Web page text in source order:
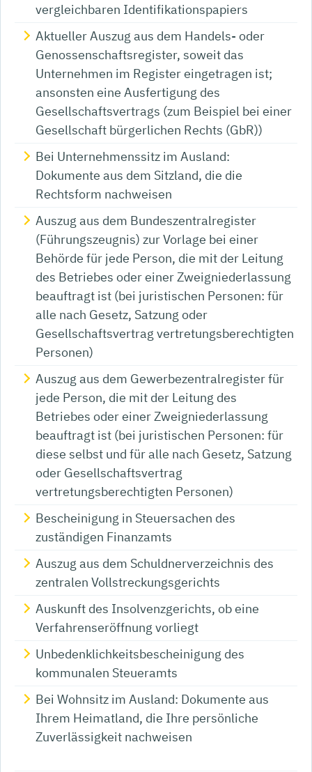
vergleichbaren Identifikationspapiers
Aktueller Auszug aus dem Handels- oder
Genossenschaftsregister, soweit das
Unternehmen im Register eingetragen ist;
ansonsten eine Ausfertigung des
Gesellschaftsvertrags (zum Beispiel bei einer
Gesellschaft bürgerlichen Rechts (GbR))
Bei Unternehmenssitz im Ausland:
Dokumente aus dem Sitzland, die die
Rechtsform nachweisen
Auszug aus dem Bundeszentralregister
(Führungszeugnis) zur Vorlage bei einer
Behörde für jede Person, die mit der Leitung
des Betriebes oder einer Zweigniederlassung
beauftragt ist (bei juristischen Personen: für
alle nach Gesetz, Satzung oder
Gesellschaftsvertrag vertretungsberechtigten
Personen)
Auszug aus dem Gewerbezentralregister für
jede Person, die mit der Leitung des
Betriebes oder einer Zweigniederlassung
beauftragt ist (bei juristischen Personen: für
diese selbst und für alle nach Gesetz, Satzung
oder Gesellschaftsvertrag
vertretungsberechtigten Personen)
Bescheinigung in Steuersachen des
zuständigen Finanzamts
Auszug aus dem Schuldnerverzeichnis des
zentralen Vollstreckungsgerichts
Auskunft des Insolvenzgerichts, ob eine
Verfahrenseröffnung vorliegt
Unbedenklichkeitsbescheinigung des
kommunalen Steueramts
Bei Wohnsitz im Ausland: Dokumente aus
Ihrem Heimatland, die Ihre persönliche
Zuverlässigkeit nachweisen